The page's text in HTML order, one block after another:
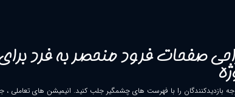
صفحات فرود منحصر به فرد
بازدیدکنندگان را با فهرست های چشمگیر جلب کنید. انیمیشن های تعاملی ،